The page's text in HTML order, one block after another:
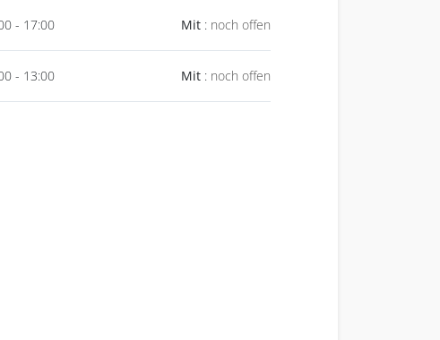
- 17:00 Mit : noch offen
- 13:00 Mit : noch offen